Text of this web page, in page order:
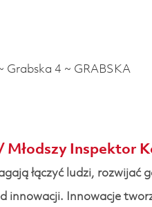
Grabska 4 ~ GRABSKA
Młodszy Inspektor
łączyć ludzi, rozwijać
innowacji. Innowacje